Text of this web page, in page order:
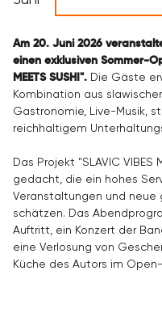
Am 20. Juni 2026
einen exklusiven Sommer-
MEETS SUSHI". Die Gäste
Kombination aus
Gastronomie, Live-Musik,
reichhaltigem
Das Projekt "SLAVIC VIBES
gedacht, die ein hohes
Veranstaltungen und neue
schätzen. Das
Auftritt, ein Konzert der
eine Verlosung von
Küche des Autors im